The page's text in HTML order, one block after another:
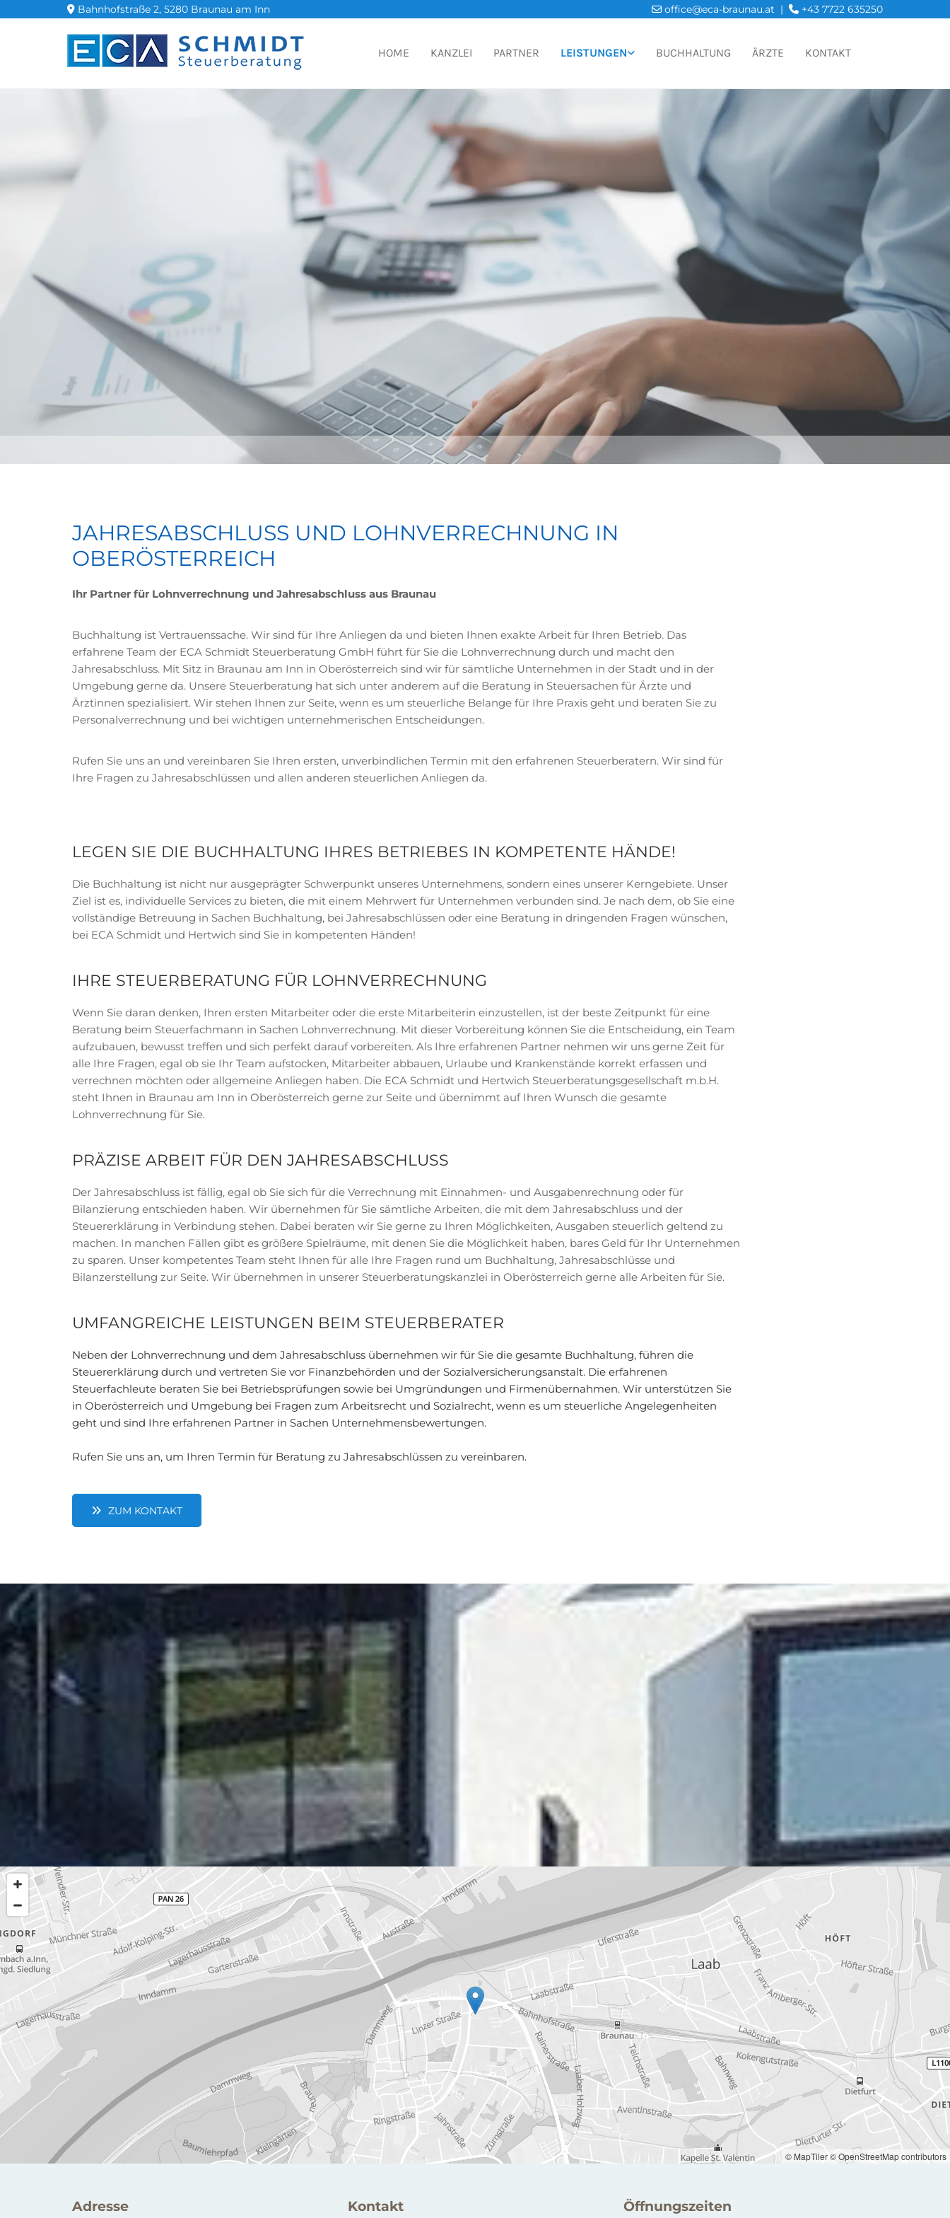
 Bahnhofstraße 2, 5280 Braunau am Inn  office@eca-braunau.at |  +43 7722 635250
HOME KANZLEI PARTNER LEISTUNGEN BUCHHALTUNG ÄRZTE KONTAKT
JAHRESABSCHLUSS UND LOHNVERRECHNUNG IN
OBERÖSTERREICH
Ihr Partner für Lohnverrechnung und Jahresabschluss aus Braunau
Buchhaltung ist Vertrauenssache. Wir sind für Ihre Anliegen da und bieten Ihnen exakte Arbeit für Ihren Betrieb. Das
erfahrene Team der ECA Schmidt Steuerberatung GmbH führt für Sie die Lohnverrechnung durch und macht den
Jahresabschluss. Mit Sitz in Braunau am Inn in Oberösterreich sind wir für sämtliche Unternehmen in der Stadt und in der
Umgebung gerne da. Unsere Steuerberatung hat sich unter anderem auf die Beratung in Steuersachen für Ärzte und
Ärztinnen spezialisiert. Wir stehen Ihnen zur Seite, wenn es um steuerliche Belange für Ihre Praxis geht und beraten Sie zu
Personalverrechnung und bei wichtigen unternehmerischen Entscheidungen.
Rufen Sie uns an und vereinbaren Sie Ihren ersten, unverbindlichen Termin mit den erfahrenen Steuerberatern. Wir sind für
Ihre Fragen zu Jahresabschlüssen und allen anderen steuerlichen Anliegen da.
LEGEN SIE DIE BUCHHALTUNG IHRES BETRIEBES IN KOMPETENTE HÄNDE!
Die Buchhaltung ist nicht nur ausgeprägter Schwerpunkt unseres Unternehmens, sondern eines unserer Kerngebiete. Unser
Ziel ist es, individuelle Services zu bieten, die mit einem Mehrwert für Unternehmen verbunden sind. Je nach dem, ob Sie eine
vollständige Betreuung in Sachen Buchhaltung, bei Jahresabschlüssen oder eine Beratung in dringenden Fragen wünschen,
bei ECA Schmidt und Hertwich sind Sie in kompetenten Händen!
IHRE STEUERBERATUNG FÜR LOHNVERRECHNUNG
Wenn Sie daran denken, Ihren ersten Mitarbeiter oder die erste Mitarbeiterin einzustellen, ist der beste Zeitpunkt für eine
Beratung beim Steuerfachmann in Sachen Lohnverrechnung. Mit dieser Vorbereitung können Sie die Entscheidung, ein Team
aufzubauen, bewusst treffen und sich perfekt darauf vorbereiten. Als Ihre erfahrenen Partner nehmen wir uns gerne Zeit für
alle Ihre Fragen, egal ob sie Ihr Team aufstocken, Mitarbeiter abbauen, Urlaube und Krankenstände korrekt erfassen und
verrechnen möchten oder allgemeine Anliegen haben. Die ECA Schmidt und Hertwich Steuerberatungsgesellschaft m.b.H.
steht Ihnen in Braunau am Inn in Oberösterreich gerne zur Seite und übernimmt auf Ihren Wunsch die gesamte
Lohnverrechnung für Sie.
PRÄZISE ARBEIT FÜR DEN JAHRESABSCHLUSS
Der Jahresabschluss ist fällig, egal ob Sie sich für die Verrechnung mit Einnahmen- und Ausgabenrechnung oder für
Bilanzierung entschieden haben. Wir übernehmen für Sie sämtliche Arbeiten, die mit dem Jahresabschluss und der
Steuererklärung in Verbindung stehen. Dabei beraten wir Sie gerne zu Ihren Möglichkeiten, Ausgaben steuerlich geltend zu
machen. In manchen Fällen gibt es größere Spielräume, mit denen Sie die Möglichkeit haben, bares Geld für Ihr Unternehmen
zu sparen. Unser kompetentes Team steht Ihnen für alle Ihre Fragen rund um Buchhaltung, Jahresabschlüsse und
Bilanzerstellung zur Seite. Wir übernehmen in unserer Steuerberatungskanzlei in Oberösterreich gerne alle Arbeiten für Sie.
UMFANGREICHE LEISTUNGEN BEIM STEUERBERATER
Neben der Lohnverrechnung und dem Jahresabschluss übernehmen wir für Sie die gesamte Buchhaltung, führen die
Steuererklärung durch und vertreten Sie vor Finanzbehörden und der Sozialversicherungsanstalt. Die erfahrenen
Steuerfachleute beraten Sie bei Betriebsprüfungen sowie bei Umgründungen und Firmenübernahmen. Wir unterstützen Sie
in Oberösterreich und Umgebung bei Fragen zum Arbeitsrecht und Sozialrecht, wenn es um steuerliche Angelegenheiten
geht und sind Ihre erfahrenen Partner in Sachen Unternehmensbewertungen.
Rufen Sie uns an, um Ihren Termin für Beratung zu Jahresabschlüssen zu vereinbaren.
ZUM KONTAKT
© MapTiler© OpenStreetMap contributors
Adresse Kontakt Öffnungszeiten